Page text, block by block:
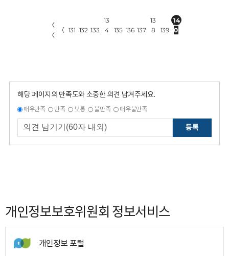
〈
〈
〈 131 132 133
13
4
135 136 137
13
8
139
14
0
해당 페이지의 만족도와 소중한 의견 남겨주세요.
매우만족 만족 보통 불만족 매우불만족
등록
개인정보보호위원회 정보서비스
개인정보 포털